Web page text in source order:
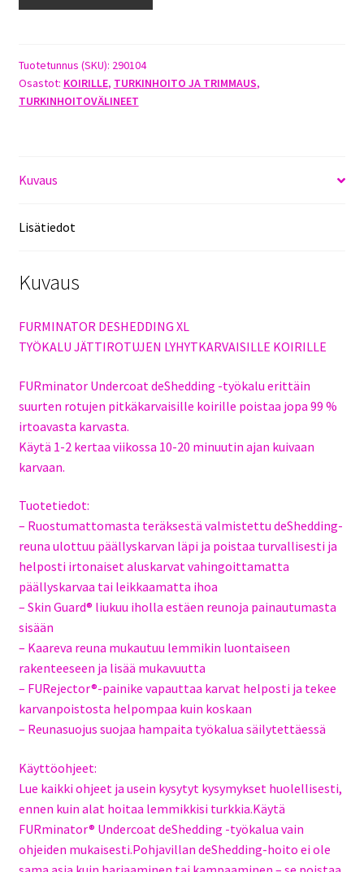
HAIR
XL
määrä
Tuotetunnus (SKU): 290104
Osastot: KOIRILLE, TURKINHOITO JA TRIMMAUS,
TURKINHOITOVÄLINEET
Kuvaus
Lisätiedot
Kuvaus
FURMINATOR DESHEDDING XL
TYÖKALU JÄTTIROTUJEN LYHYTKARVAISILLE KOIRILLE
FURminator Undercoat deShedding -työkalu erittäin
suurten rotujen pitkäkarvaisille koirille poistaa jopa 99 %
irtoavasta karvasta.
Käytä 1-2 kertaa viikossa 10-20 minuutin ajan kuivaan
karvaan.
Tuotetiedot:
– Ruostumattomasta teräksestä valmistettu deShedding-
reuna ulottuu päällyskarvan läpi ja poistaa turvallisesti ja
helposti irtonaiset aluskarvat vahingoittamatta
päällyskarvaa tai leikkaamatta ihoa
– Skin Guard® liukuu iholla estäen reunoja painautumasta
sisään
– Kaareva reuna mukautuu lemmikin luontaiseen
rakenteeseen ja lisää mukavuutta
– FURejector®-painike vapauttaa karvat helposti ja tekee
karvanpoistosta helpompaa kuin koskaan
– Reunasuojus suojaa hampaita työkalua säilytettäessä
Käyttöohjeet:
Lue kaikki ohjeet ja usein kysytyt kysymykset huolellisesti,
ennen kuin alat hoitaa lemmikkisi turkkia.Käytä
FURminator® Undercoat deShedding -työkalua vain
ohjeiden mukaisesti.Pohjavillan deShedding-hoito ei ole